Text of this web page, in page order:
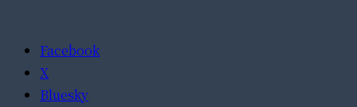
Facebook
X
Bluesky